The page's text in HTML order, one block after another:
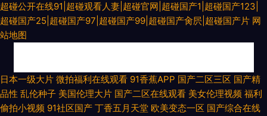
超碰公开在线91|超碰观看人妻|超碰官网|超碰国产1|超碰国产123|
超碰国产25|超碰国产97|超碰国产99|超碰国产肏屄|超碰国产片 网
站地图
六月综合网 91精品视频蓝莓 久久青青无码 99热这只有精品 欧美韩性生在线
日本一级大片 微拍福利在线观看 91香蕉APP 国产二区三区 国产精
品性 乱伦种子 美国伦理大片 国产二区在线观看 美女伦理视频 福利
偷拍小视频 91社区国产 丁香五月天堂 欧美变态一区 国产综合在线